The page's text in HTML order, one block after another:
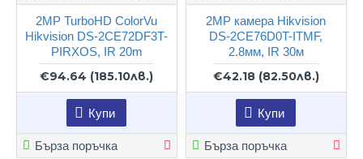
2MP TurboHD ColorVu
Hikvision DS-2CE72DF3T-
PIRXOS, IR 20m
€94.64 (185.10лв.)
Купи
Бърза поръчка
2MP камера Hikvision
DS-2CE76D0T-ITMF,
2.8мм, IR 30м
€42.18 (82.50лв.)
Купи
Бърза поръчка